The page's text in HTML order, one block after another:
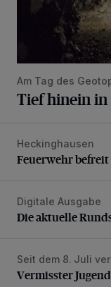
Am Tag des
Tief hinein
Feuerwehr befreit
Heckinghausen
Feuerwehr
Die aktuelle
Digitale Ausgabe
Die aktuelle
Vermisster
Seit dem 8. Juli
Vermisster